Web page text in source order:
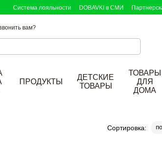
Система лояльности DOBAVKI в СМИ
вам?
ПРОДУКТЫ
ДЕТСКИЕ
ТОВАРЫ
ТОВАРЫ
ДЛЯ
ДОМА
Сортировка: